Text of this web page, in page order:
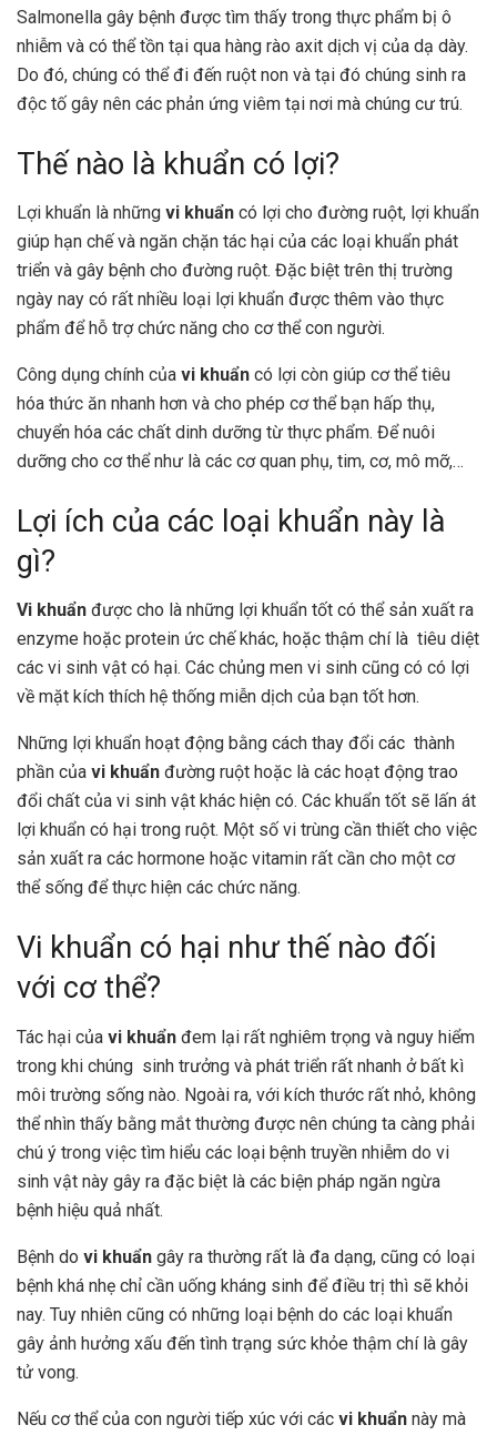
Salmonella gây bệnh được tìm thấy trong thực phẩm bị ô
nhiễm và có thể tồn tại qua hàng rào axit dịch vị của dạ dày.
Do đó, chúng có thể đi đến ruột non và tại đó chúng sinh ra
độc tố gây nên các phản ứng viêm tại nơi mà chúng cư trú.
Thế nào là khuẩn có lợi?
Lợi khuẩn là những vi khuẩn có lợi cho đường ruột, lợi khuẩn
giúp hạn chế và ngăn chặn tác hại của các loại khuẩn phát
triển và gây bệnh cho đường ruột. Đặc biệt trên thị trường
ngày nay có rất nhiều loại lợi khuẩn được thêm vào thực
phẩm để hỗ trợ chức năng cho cơ thể con người.
Công dụng chính của vi khuẩn có lợi còn giúp cơ thể tiêu
hóa thức ăn nhanh hơn và cho phép cơ thể bạn hấp thụ,
chuyển hóa các chất dinh dưỡng từ thực phẩm. Để nuôi
dưỡng cho cơ thể như là các cơ quan phụ, tim, cơ, mô mỡ,…
Lợi ích của các loại khuẩn này là
gì?
Vi khuẩn được cho là những lợi khuẩn tốt có thể sản xuất ra
enzyme hoặc protein ức chế khác, hoặc thậm chí là tiêu diệt
các vi sinh vật có hại. Các chủng men vi sinh cũng có có lợi
về mặt kích thích hệ thống miễn dịch của bạn tốt hơn.
Những lợi khuẩn hoạt động bằng cách thay đổi các thành
phần của vi khuẩn đường ruột hoặc là các hoạt động trao
đổi chất của vi sinh vật khác hiện có. Các khuẩn tốt sẽ lấn át
lợi khuẩn có hại trong ruột. Một số vi trùng cần thiết cho việc
sản xuất ra các hormone hoặc vitamin rất cần cho một cơ
thể sống để thực hiện các chức năng.
Vi khuẩn có hại như thế nào đối
với cơ thể?
Tác hại của vi khuẩn đem lại rất nghiêm trọng và nguy hiểm
trong khi chúng sinh trưởng và phát triển rất nhanh ở bất kì
môi trường sống nào. Ngoài ra, với kích thước rất nhỏ, không
thể nhìn thấy bằng mắt thường được nên chúng ta càng phải
chú ý trong việc tìm hiểu các loại bệnh truyền nhiễm do vi
sinh vật này gây ra đặc biệt là các biện pháp ngăn ngừa
bệnh hiệu quả nhất.
Bệnh do vi khuẩn gây ra thường rất là đa dạng, cũng có loại
bệnh khá nhẹ chỉ cần uống kháng sinh để điều trị thì sẽ khỏi
nay. Tuy nhiên cũng có những loại bệnh do các loại khuẩn
gây ảnh hưởng xấu đến tình trạng sức khỏe thậm chí là gây
tử vong.
Nếu cơ thể của con người tiếp xúc với các vi khuẩn này mà